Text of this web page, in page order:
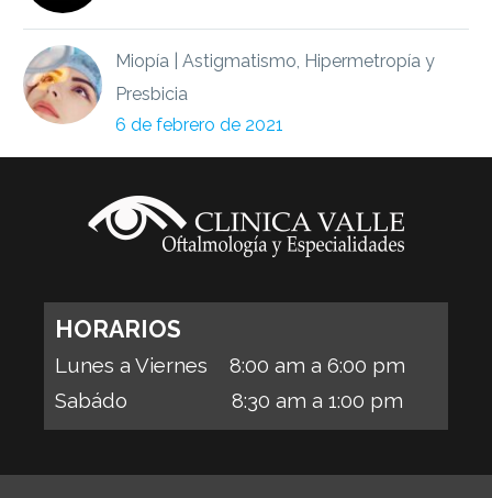
Miopía | Astigmatismo, Hipermetropía y
Presbicia
6 de febrero de 2021
HORARIOS
Lunes a Viernes 8:00 am a 6:00 pm
Sabádo 8:30 am a 1:00 pm